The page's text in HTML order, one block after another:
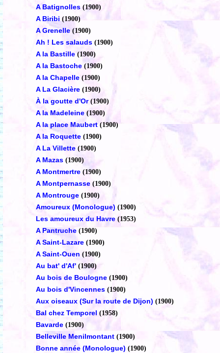
A Batignolles (1900)
A Biribi (1900)
A Grenelle (1900)
Ah ! Les salauds (1900)
A la Bastille (1900)
A la Bastoche (1900)
A la Chapelle (1900)
A La Glacière (1900)
À la goutte d'Or (1900)
A la Madeleine (1900)
A la place Maubert (1900)
A la Roquette (1900)
A La Villette (1900)
A Mazas (1900)
A Montmertre (1900)
A Montpernasse (1900)
A Montrouge (1900)
Amoureux (Monologue) (1900)
Les amoureux du Havre (1953)
A Pantruche (1900)
A Saint-Lazare (1900)
A Saint-Ouen (1900)
Au bat' d'Af' (1900)
Au bois de Boulogne (1900)
Au bois d'Vincennes (1900)
Aux oiseaux (Sur la route de Dijon) (1900)
Bal chez Temporel (1958)
Bavarde (1900)
Belleville Menilmontant (1900)
Bonne année (Monologue) (1900)